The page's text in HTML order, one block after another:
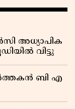
അധ്യാപിക
വിട്ടു
ബി എ